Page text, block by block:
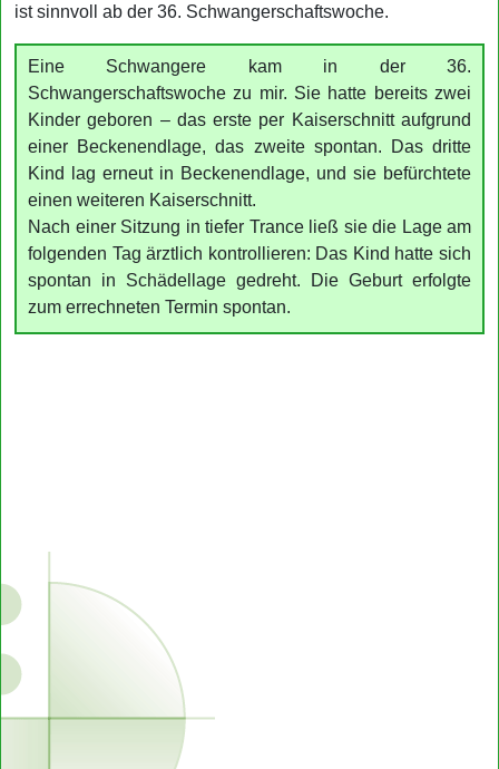
ist sinnvoll ab der 36. Schwangerschaftswoche.
Eine Schwangere kam in der 36.
Schwangerschaftswoche zu mir. Sie hatte bereits zwei
Kinder geboren – das erste per Kaiserschnitt aufgrund
einer Beckenendlage, das zweite spontan. Das dritte
Kind lag erneut in Beckenendlage, und sie befürchtete
einen weiteren Kaiserschnitt.
Nach einer Sitzung in tiefer Trance ließ sie die Lage am
folgenden Tag ärztlich kontrollieren: Das Kind hatte sich
spontan in Schädellage gedreht. Die Geburt erfolgte
zum errechneten Termin spontan.